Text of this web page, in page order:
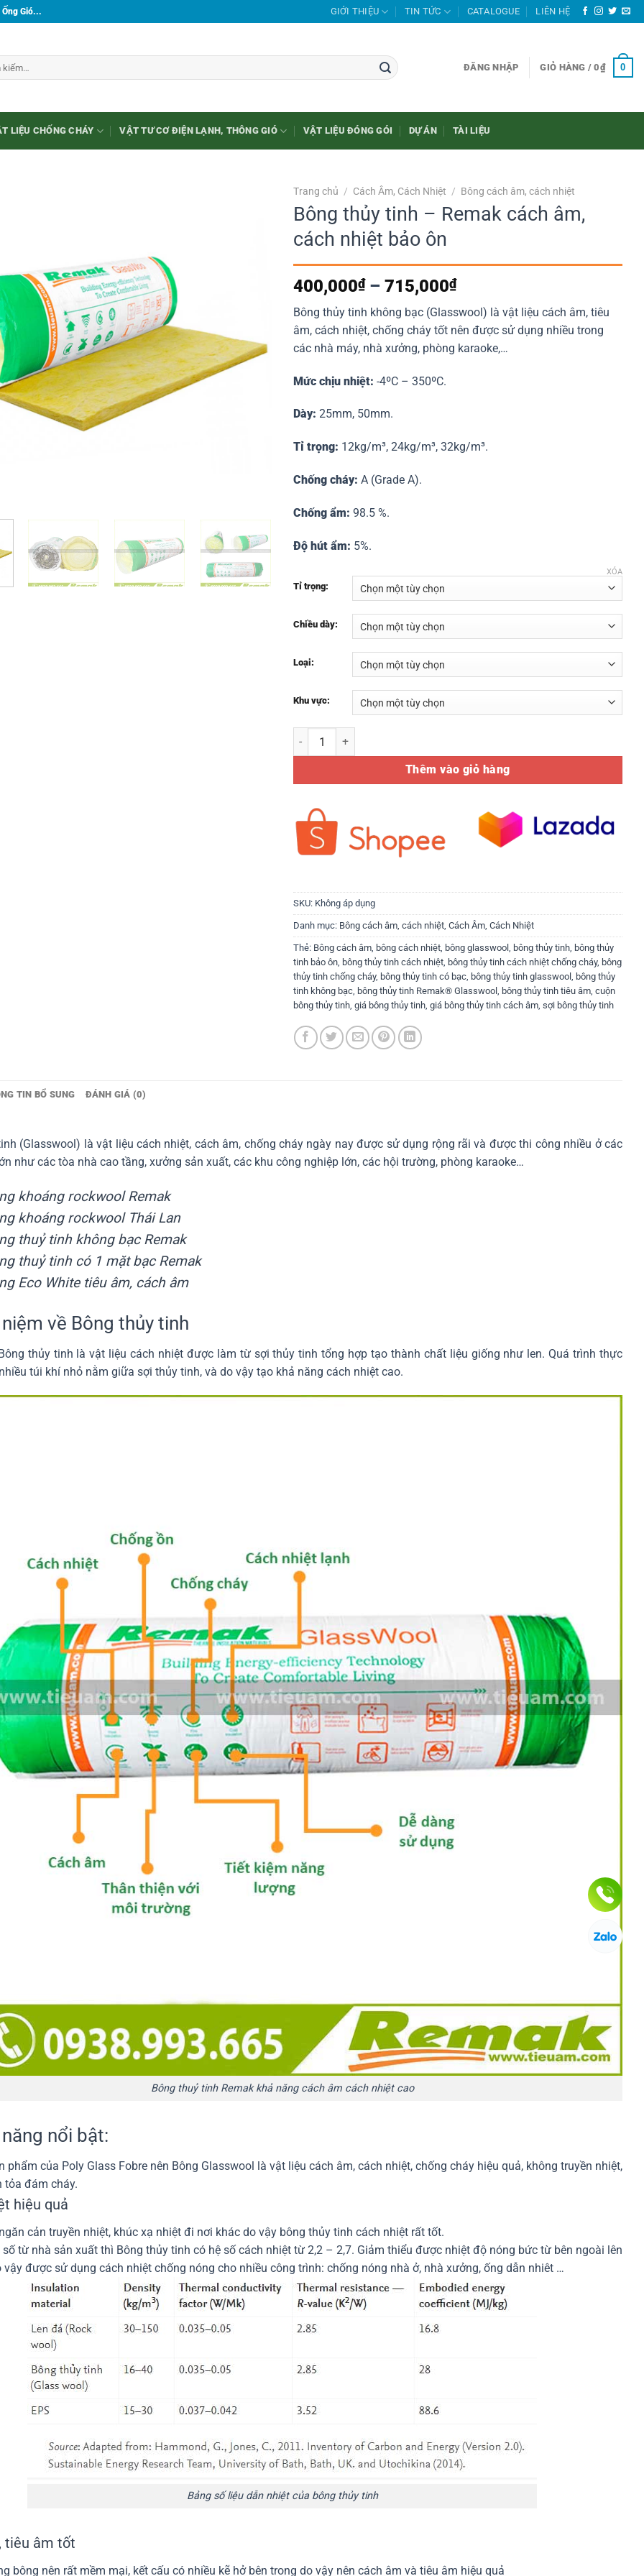
Gió... GIỚI THIỆU TIN TỨC CATALOGUE LIÊN HỆ
ĐĂNG NHẬP GIỎ HÀNG /0₫ 0
LIỆU CHỐNG CHÁY VẬT TƯ CƠ ĐIỆN LẠNH, THÔNG GIÓ VẬT LIỆU ĐÓNG GÓI DỰ ÁN TÀI LIỆU
Trang chủ / Cách Âm, Cách Nhiệt / Bông cách âm, cách nhiệt
Bông thủy tinh – Remak cách âm,
cách nhiệt bảo ôn
400,000₫ – 715,000₫Khoảng
giá:
từ
400,000₫
đến
Bông thủy tinh không bạc (Glasswool) là vật liệu cách âm, tiêu
âm, cách nhiệt, chống cháy tốt nên được sử dụng nhiều trong
các nhà máy, nhà xưởng, phòng karaoke,…
Mức chịu nhiệt: -4ºC – 350ºC.
Dày: 25mm, 50mm.
Tỉ trọng: 12kg/m³, 24kg/m³, 32kg/m³.
Chống cháy: A (Grade A).
Chống ẩm: 98.5 %.
Độ hút ẩm: 5%.
Tỉ trọng:
Chiều dày:
Loại:
Khu vực:
XÓA
Bông thủy tinh - Remak cách âm, cách nhiệt bảo ôn số lượng
Thêm vào giỏ hàng
SKU: Không áp dụng
Danh mục: Bông cách âm, cách nhiệt, Cách Âm, Cách Nhiệt
Thẻ: Bông cách âm, bông cách nhiệt, bông glasswool , bông thủy tinh, bông thủy
tinh bảo ôn, bông thủy tinh cách nhiệt, bông thủy tinh cách nhiệt chống cháy, bông
thủy tinh chống cháy, bông thủy tinh có bạc, bông thủy tinh glasswool , bông thủy
tinh không bạc, bông thủy tinh Remak® Glasswool , bông thủy tinh tiêu âm, cuộn
bông thủy tinh, giá bông thủy tinh, giá bông thủy tinh cách âm, sợi bông thủy tinh
TIN BỔ SUNG ĐÁNH GIÁ (0)
(Glasswool) là vật liệu cách nhiệt, cách âm, chống cháy ngày nay được sử dụng rộng rãi và được thi công nhiều ở các
như các tòa nhà cao tầng, xưởng sản xuất, các khu công nghiệp lớn, các hội trường, phòng karaoke…
khoáng rockwool Remak
khoáng rockwool Thái Lan
thuỷ tinh không bạc Remak
thuỷ tinh có 1 mặt bạc Remak
Eco White tiêu âm, cách âm
về Bông thủy tinh
thủy tinh là vật liệu cách nhiệt được làm từ sợi thủy tinh tổng hợp tạo thành chất liệu giống như len. Quá trình thực
túi khí nhỏ nằm giữa sợi thủy tinh, và do vậy tạo khả năng cách nhiệt cao.
Bông thuỷ tinh Remak khả năng cách âm cách nhiệt cao
nổi bật:
phẩm của Poly Glass Fobre nên Bông Glasswool là vật liệu cách âm, cách nhiệt, chống cháy hiệu quả, không truyền nhiệt,
tỏa đám cháy.
hiệu quả
cản truyền nhiệt, khúc xạ nhiệt đi nơi khác do vậy bông thủy tinh cách nhiệt rất tốt.
từ nhà sản xuất thì Bông thủy tinh có hệ số cách nhiệt từ 2,2 – 2,7. Giảm thiểu được nhiệt độ nóng bức từ bên ngoài lên
vậy được sử dụng cách nhiệt chống nóng cho nhiều công trình: chống nóng nhà ở, nhà xưởng, ống dẫn nhiêt …
Bảng số liệu dẫn nhiệt của bông thủy tinh
tiêu âm tốt
bông nên rất mềm mại, kết cấu có nhiều kẽ hở bên trong do vậy nên cách âm và tiêu âm hiệu quả